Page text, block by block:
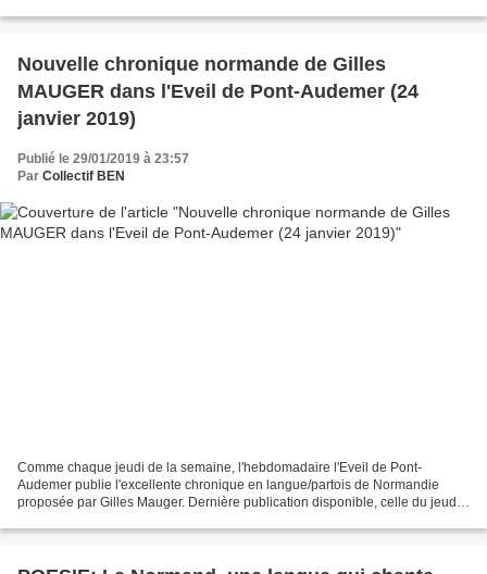
Nouvelle chronique normande de Gilles
MAUGER dans l'Eveil de Pont-Audemer (24
janvier 2019)
Publié le 29/01/2019 à 23:57
Par Collectif BEN
Comme chaque jeudi de la semaine, l'hebdomadaire l'Eveil de Pont-
Audemer publie l'excellente chronique en langue/partois de Normandie
proposée par Gilles Mauger. Dernière publication disponible, celle du jeudi